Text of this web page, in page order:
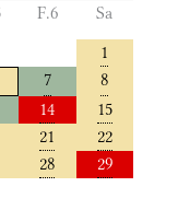
F.6
Sa
1
7
8
14
15
21
22
28
29